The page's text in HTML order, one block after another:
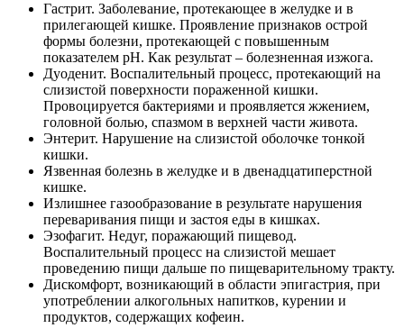
Гастрит. Заболевание, протекающее в желудке и в
прилегающей кишке. Проявление признаков острой
формы болезни, протекающей с повышенным
показателем рН. Как результат – болезненная изжога.
Дуоденит. Воспалительный процесс, протекающий на
слизистой поверхности пораженной кишки.
Провоцируется бактериями и проявляется жжением,
головной болью, спазмом в верхней части живота.
Энтерит. Нарушение на слизистой оболочке тонкой
кишки.
Язвенная болезнь в желудке и в двенадцатиперстной
кишке.
Излишнее газообразование в результате нарушения
переваривания пищи и застоя еды в кишках.
Эзофагит. Недуг, поражающий пищевод.
Воспалительный процесс на слизистой мешает
проведению пищи дальше по пищеварительному тракту.
Дискомфорт, возникающий в области эпигастрия, при
употреблении алкогольных напитков, курении и
продуктов, содержащих кофеин.